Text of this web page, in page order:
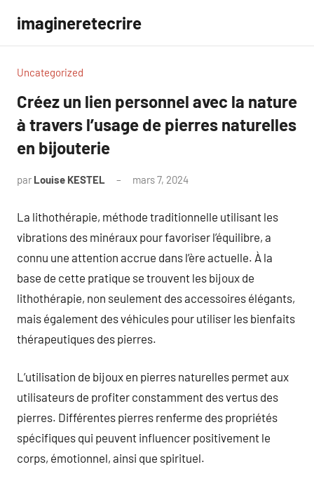
contenu
imagineretecrire
Uncategorized
Créez un lien personnel avec la nature
à travers l’usage de pierres naturelles
en bijouterie
par Louise KESTEL mars 7, 2024
La lithothérapie, méthode traditionnelle utilisant les
vibrations des minéraux pour favoriser l’équilibre, a
connu une attention accrue dans l’ère actuelle. À la
base de cette pratique se trouvent les bijoux de
lithothérapie, non seulement des accessoires élégants,
mais également des véhicules pour utiliser les bienfaits
thérapeutiques des pierres.
L’utilisation de bijoux en pierres naturelles permet aux
utilisateurs de profiter constamment des vertus des
pierres. Différentes pierres renferme des propriétés
spécifiques qui peuvent influencer positivement le
corps, émotionnel, ainsi que spirituel.